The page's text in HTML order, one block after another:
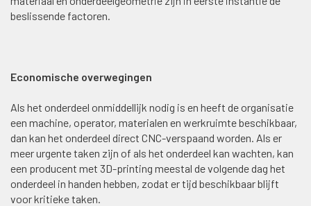
beslissende factoren.
Economische overwegingen
Als het onderdeel onmiddellijk nodig is en heeft de organisatie
een machine, operator, materialen en werkruimte beschikbaar,
dan kan het onderdeel direct CNC-verspaand worden. Als er
meer urgente taken zijn of als het onderdeel kan wachten, kan
een producent met 3D-printing meestal de volgende dag het
onderdeel in handen hebben, zodat er tijd beschikbaar blijft
voor kritieke taken.